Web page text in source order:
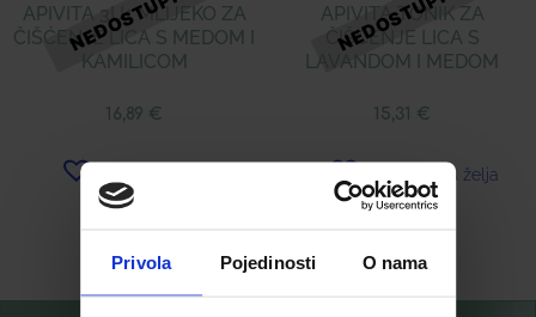
Privola Pojedinosti O nama
APIVITA 3U1 MLIJEKO ZA
ČIŠĆENJE LICA S MEDOM I
KAMILICOM
16,89 €
APIVITA TONIK ZA
ČIŠĆENJE LICA S
LAVANDOM I MEDOM
15,31 €
Dodaj u listu želja